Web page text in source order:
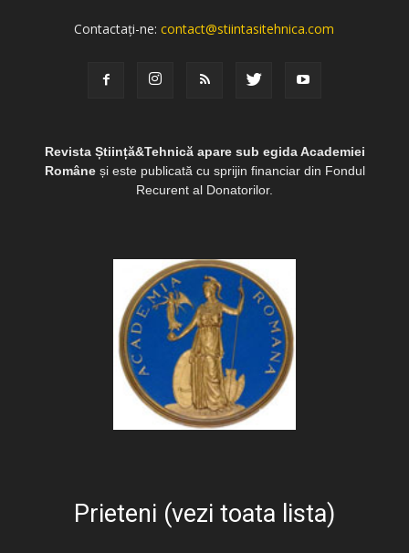
Contactați-ne:contact@stiintasitehnica.com
Revista Știință&Tehnică apare sub egida Academiei
Româneși este publicată cu sprijin financiar din Fondul
Recurent al Donatorilor.
Prieteni (vezi toata lista)